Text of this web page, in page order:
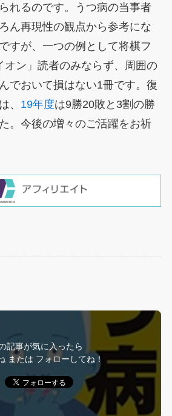
れるのです。うつ病の当事者
ん再現性の観点から参考にな
すが、一つの例として将棋フ
オン」読者のみならず、周囲の
でおいて損はない1冊です。復
、 19年度は9勝20敗と3割の勝
。今後の増々のご活躍をお祈
記事が気に入ったら
または フォローしてね！